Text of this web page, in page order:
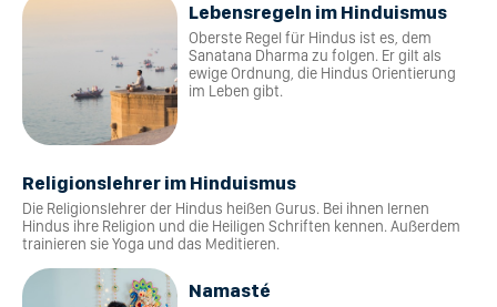
Lebensregeln im Hinduismus
Oberste Regel für Hindus ist es, dem
Sanatana Dharma zu folgen. Er gilt als
ewige Ordnung, die Hindus Orientierung
im Leben gibt.
Religionslehrer im Hinduismus
Die Religionslehrer der Hindus heißen Gurus. Bei ihnen lernen
Hindus ihre Religion und die Heiligen Schriften kennen. Außerdem
trainieren sie Yoga und das Meditieren.
Namasté